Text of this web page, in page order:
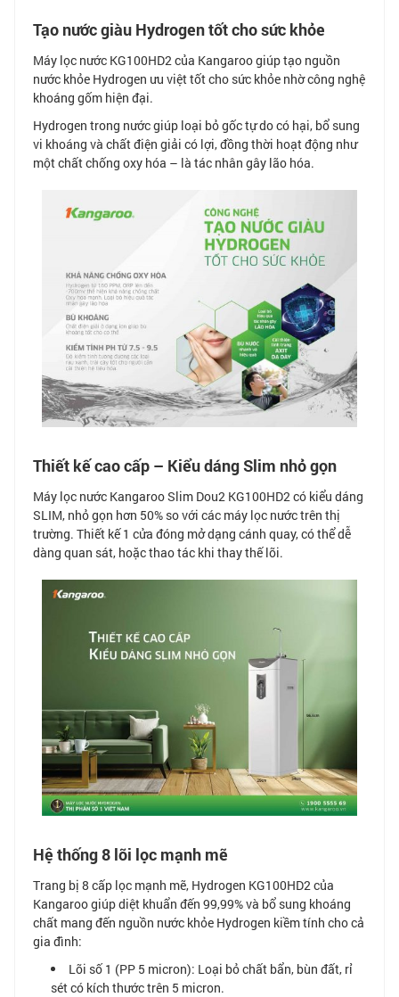
Tạo nước giàu Hydrogen tốt cho sức khỏe
Máy lọc nước KG100HD2 của Kangaroo giúp tạo nguồn
nước khỏe Hydrogen ưu việt tốt cho sức khỏe nhờ công nghệ
khoáng gốm hiện đại.
Hydrogen trong nước giúp loại bỏ gốc tự do có hại, bổ sung
vi khoáng và chất điện giải có lợi, đồng thời hoạt động như
một chất chống oxy hóa – là tác nhân gây lão hóa.
Thiết kế cao cấp – Kiểu dáng Slim nhỏ gọn
Máy lọc nước Kangaroo Slim Dou2 KG100HD2 có kiểu dáng
SLIM, nhỏ gọn hơn 50% so với các máy lọc nước trên thị
trường. Thiết kế 1 cửa đóng mở dạng cánh quay, có thể dễ
dàng quan sát, hoặc thao tác khi thay thế lõi.
Hệ thống 8 lõi lọc mạnh mẽ
Trang bị 8 cấp lọc mạnh mẽ, Hydrogen KG100HD2 của
Kangaroo giúp diệt khuẩn đến 99,99% và bổ sung khoáng
chất mang đến nguồn nước khỏe Hydrogen kiềm tính cho cả
gia đình:
Lõi số 1 (PP 5 micron): Loại bỏ chất bẩn, bùn đất, rỉ
sét có kích thước trên 5 micron.